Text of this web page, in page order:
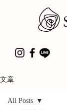
文章
All Posts